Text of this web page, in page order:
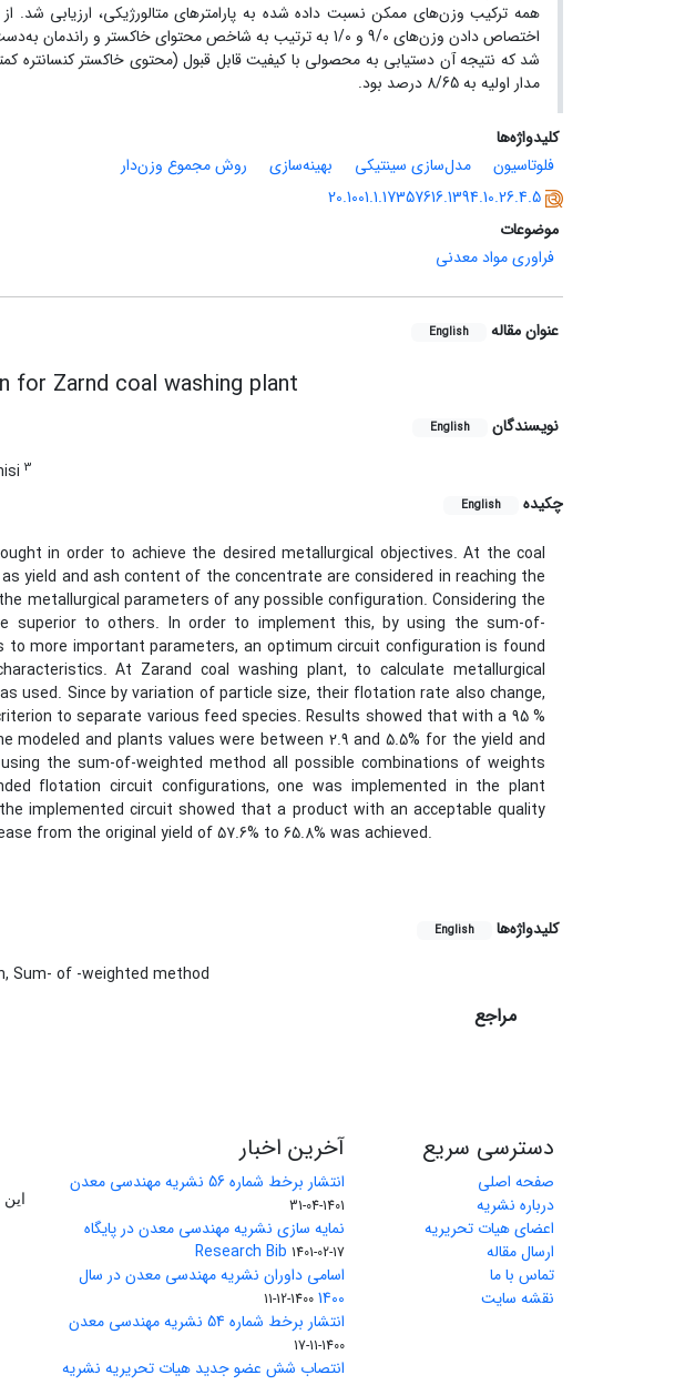
همه ترکیب وزن‌های ممکن نسبت داده شده به پارامترهای متالورژیکی، ارزیابی شد. از
اختصاص دادن وزن‌های 9/0 و 1/0 به ترتیب به شاخص محتوای خاکستر و
مدار اولیه به 8/65 درصد بود.
کلیدواژه‌ها
فلوتاسیون
مدل‌سازی سینتیکی بهینه‌سازی
روش مجموع وزن‌دار
20.1001.1.17357616.1394.10.26.4.5
موضوعات
فراوری مواد معدنی
عنوان مقاله English
Zarnd coal washing plant
نویسندگان English
3
چکیده English
in order to achieve the desired metallurgical objectives. At the coal
yield and ash content of the concentrate are considered in reaching the
metallurgical parameters of any possible configuration. Considering the
superior to others. In order to implement this, by using the sum-of-
to more important parameters, an optimum circuit configuration is found
At Zarand coal washing plant, to calculate metallurgical
used. Since by variation of particle size, their flotation rate also change,
to separate various feed species. Results showed that with a 95 %
and plants values were between 2.9 and 5.5% for the yield and
the sum-of-weighted method all possible combinations of weights
flotation circuit configurations, one was implemented in the plant
implemented circuit showed that a product with an acceptable quality
from the original yield of 57.6% to 65.8% was achieved.
کلیدواژه‌ها English
Sum- of -weighted method
مراجع
دسترسی سریع
صفحه اصلی
درباره نشریه
اعضای هیات تحریریه
ارسال مقاله
تماس با ما
نقشه سایت
آخرین اخبار
انتشار برخط شماره 56 نشریه مهندسی معدن
1401-04-31
نمایه سازی نشریه مهندسی معدن در پایگاه
Research Bib 1401-02-17
اسامی داوران نشریه مهندسی معدن در سال
1400
1400-12-11
انتشار برخط شماره 54 نشریه مهندسی معدن
1400-11-17
انتصاب شش عضو جدید هیات تحریریه نشریه